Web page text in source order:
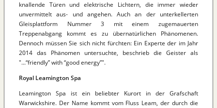
knallende Türen und elektrische Lichtern, die immer wieder
unvermittelt aus- und angehen. Auch an der unterkellerten
Gleisplattform Nummer 3 mit einem zugemauerten
Treppenabgang kommt es zu übernatürlichen Phänomenen.
Dennoch müssen Sie sich nicht fürchten: Ein Experte der im Jahr
2014 das Phänomen untersuchte, beschrieb die Geister als
"...“friendly” with “good energy”".
Royal Leamington Spa
Leamington Spa ist ein beliebter Kurort in der Grafschaft
Warwickshire. Der Name kommt vom Fluss Leam, der durch die